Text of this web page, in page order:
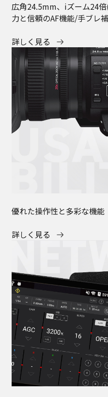
広角24.5mm、iズーム24
力と信頼のAF機能/手ブレ
詳しく見る
優れた操作性と多彩な機能
詳しく見る